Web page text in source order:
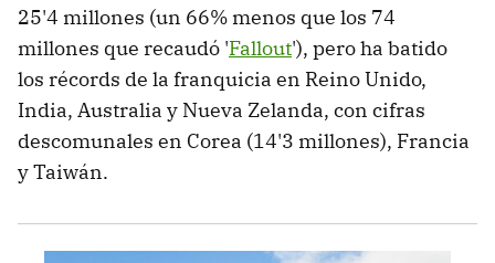
25'4 millones (un 66% menos que los 74
millones que recaudó 'Fallout'), pero ha batido
los récords de la franquicia en Reino Unido,
India, Australia y Nueva Zelanda, con cifras
descomunales en Corea (14'3 millones), Francia
y Taiwán.